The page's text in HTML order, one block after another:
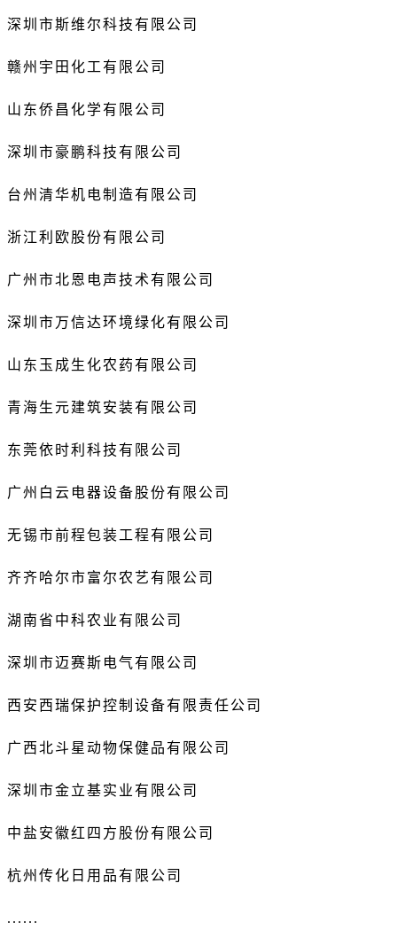
深圳市斯维尔科技有限公司
赣州宇田化工有限公司
山东侨昌化学有限公司
深圳市豪鹏科技有限公司
台州清华机电制造有限公司
浙江利欧股份有限公司
广州市北恩电声技术有限公司
深圳市万信达环境绿化有限公司
山东玉成生化农药有限公司
青海生元建筑安装有限公司
东莞依时利科技有限公司
广州白云电器设备股份有限公司
无锡市前程包装工程有限公司
齐齐哈尔市富尔农艺有限公司
湖南省中科农业有限公司
深圳市迈赛斯电气有限公司
西安西瑞保护控制设备有限责任公司
广西北斗星动物保健品有限公司
深圳市金立基实业有限公司
中盐安徽红四方股份有限公司
杭州传化日用品有限公司
......